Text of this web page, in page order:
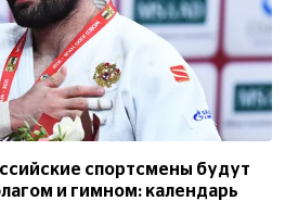
спортсмены будут
и гимном: календарь